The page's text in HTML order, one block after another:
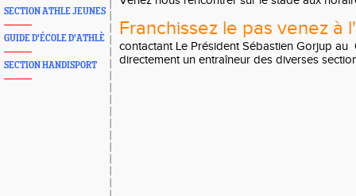
SECTION ATHLE JEUNES
GUIDE D'ÉCOLE D'ATHLÈ
SECTION HANDISPORT
Franchissez le pas venez à
contactant Le Président Sébastien Gorjup
directement un entraîneur des diverses